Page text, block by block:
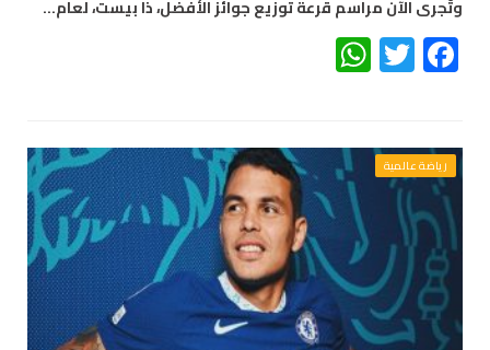
وتُجرى الآن مراسم قرعة توزيع جوائز الأفضل، ذا بيست، لعام…
Facebook
Twitter
رياضة عالمية